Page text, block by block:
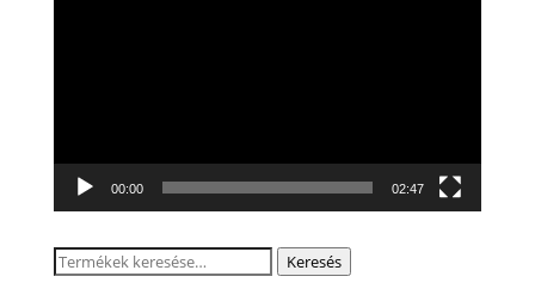
00:00 02:47
Keresés
Keresés